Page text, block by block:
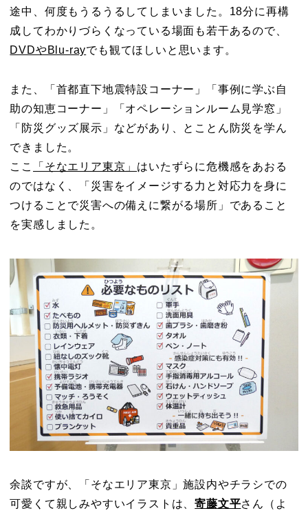
途中、何度もうるうるしてしまいました。18分に再構
成してわかりづらくなっている場面も若干あるので、
DVDやBlu-rayでも観てほしいと思います。
また、「首都直下地震特設コーナー」「事例に学ぶ自
助の知恵コーナー」「オペレーションルーム見学窓」
「防災グッズ展示」などがあり、とことん防災を学ん
できました。
ここ
「そなエリア東京」 はいたずらに危機感をあおる
のではなく、「災害をイメージする力と対応力を身に
つけることで災害への備えに繋がる場所」であること
を実感しました。
余談ですが、「そなエリア東京」施設内やチラシでの
可愛くて親しみやすいイラストは、寄藤文平さん（よ